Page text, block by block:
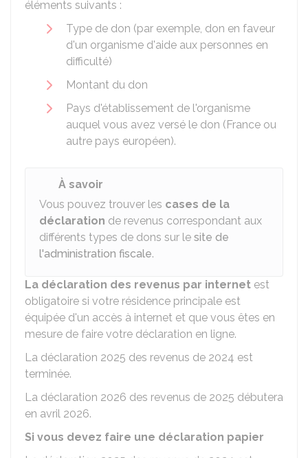
éléments suivants :
Type de don (par exemple, don en faveur
d'un organisme d'aide aux personnes en
difficulté)
Montant du don
Pays d'établissement de l'organisme
auquel vous avez versé le don (France ou
autre pays européen).
À savoir
Vous pouvez trouver les cases de la
déclaration de revenus correspondant aux
différents types de dons sur le site de
l'administration fiscale.
La déclaration des revenus par internet est
obligatoire si votre résidence principale est
équipée d'un accès à internet et que vous êtes en
mesure de faire votre déclaration en ligne.
La déclaration 2025 des revenus de 2024 est
terminée.
La déclaration 2026 des revenus de 2025 débutera
en avril 2026.
Si vous devez faire une déclaration papier